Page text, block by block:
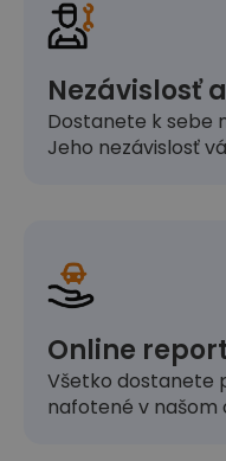
Nezávislosť
Dostanete k sebe
Jeho nezávislosť
Online report
Všetko dostanete
nafotené v našom